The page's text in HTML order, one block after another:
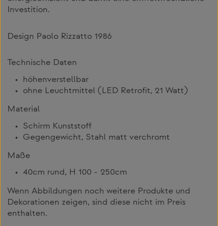
Investition.
Design Paolo Rizzatto 1986
Technische Daten
höhenverstellbar
ohne Leuchtmittel (LED Retrofit, 21 Watt)
Material
Schirm Kunststoff
Gegengewicht, Stahl matt verchromt
Maße
40cm rund, H 100 - 250cm
Wenn Abbildungen noch weitere Produkte und
Dekorationen zeigen, sind diese nicht im Preis
enthalten.